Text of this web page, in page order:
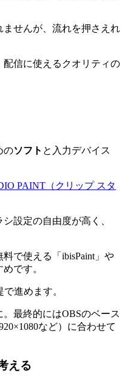
せんが、流れを押さえれ
信に使えるクオリティの
のソフト と入力デバイス
PAINT（クリップ スタ
設定の自由度が高く、
で使える「ibisPaint」や
です。
進めます。
最終的にはOBSのベース
など）に合わせて
える